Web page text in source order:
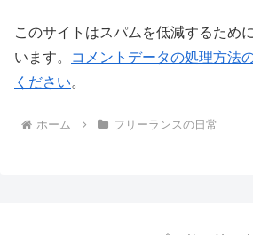
このサイトはスパムを低減するため
います。
コメントデータの処理方法
ください。
ホーム フリーランスの日常